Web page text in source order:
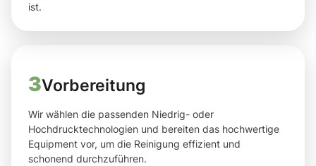
ist.
3Vorbereitung
Wir wählen die passenden Niedrig- oder
Hochdrucktechnologien und bereiten das hochwertige
Equipment vor, um die Reinigung effizient und
schonend durchzuführen.